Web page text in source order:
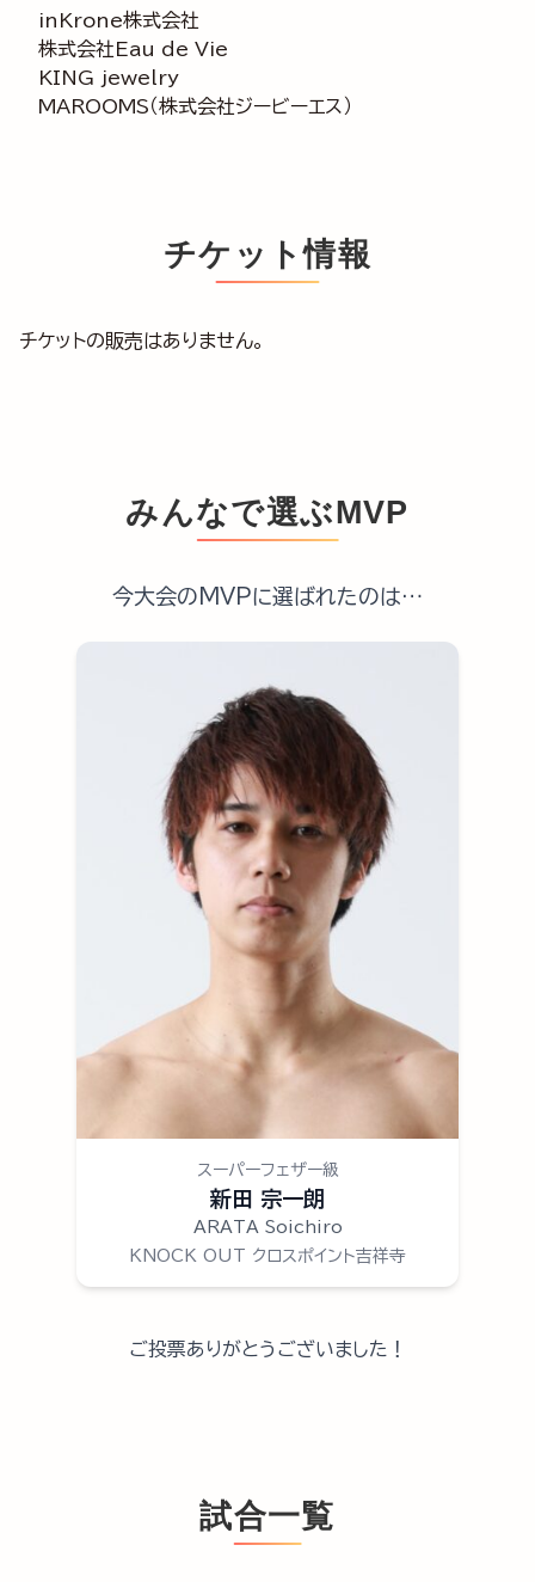
inKrone株式会社
株式会社Eau de Vie
KING jewelry
MAROOMS（株式会社ジービーエス）
チケット情報
チケットの販売はありません。
みんなで選ぶMVP
今大会のMVPに選ばれたのは…
スーパーフェザー級
新田 宗一朗
ARATA Soichiro
KNOCK OUT クロスポイント吉祥寺
ご投票ありがとうございました！
試合一覧